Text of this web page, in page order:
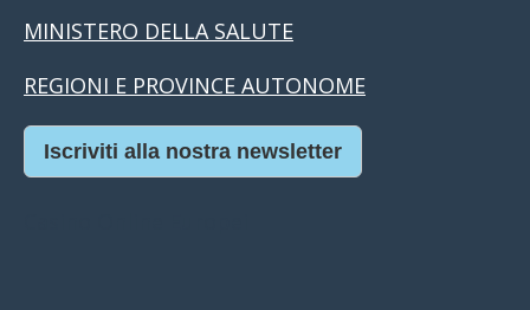
MINISTERO DELLA SALUTE
REGIONI E PROVINCE AUTONOME
Iscriviti alla nostra newsletter